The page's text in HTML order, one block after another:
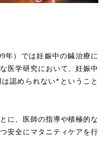
年）では妊娠中の鍼治療に
医学研究において、妊娠中
認められない*ということ
に、医師の指導や積極的な
安全にマタニティケアを行